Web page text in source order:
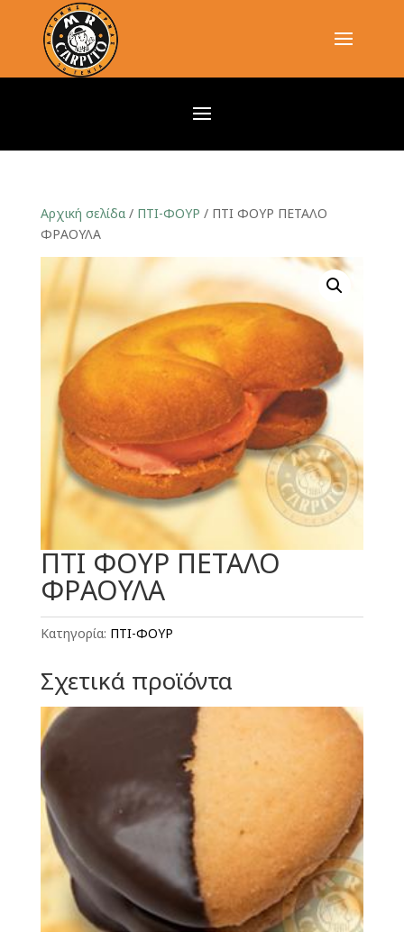
Αρχική σελίδα/ ΠΤΙ-ΦΟΥΡ / ΠΤΙ ΦΟΥΡ ΠΕΤΑΛΟ
ΦΡΑΟΥΛΑ
ΠΤΙ ΦΟΥΡ ΠΕΤΑΛΟ
ΦΡΑΟΥΛΑ
Κατηγορία: ΠΤΙ-ΦΟΥΡ
Σχετικά προϊόντα